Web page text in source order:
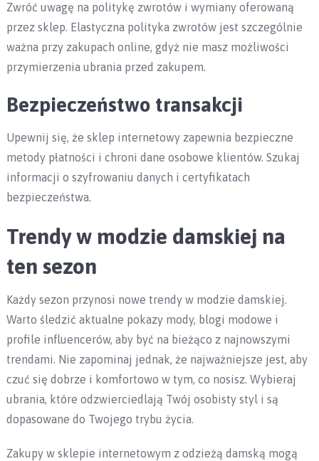
Zwróć uwagę na politykę zwrotów i wymiany oferowaną
przez sklep. Elastyczna polityka zwrotów jest szczególnie
ważna przy zakupach online, gdyż nie masz możliwości
przymierzenia ubrania przed zakupem.
Bezpieczeństwo transakcji
Upewnij się, że sklep internetowy zapewnia bezpieczne
metody płatności i chroni dane osobowe klientów. Szukaj
informacji o szyfrowaniu danych i certyfikatach
bezpieczeństwa.
Trendy w modzie damskiej na
ten sezon
Każdy sezon przynosi nowe trendy w modzie damskiej.
Warto śledzić aktualne pokazy mody, blogi modowe i
profile influencerów, aby być na bieżąco z najnowszymi
trendami. Nie zapominaj jednak, że najważniejsze jest, aby
czuć się dobrze i komfortowo w tym, co nosisz. Wybieraj
ubrania, które odzwierciedlają Twój osobisty styl i są
dopasowane do Twojego trybu życia.
Zakupy w sklepie internetowym z odzieżą damską mogą